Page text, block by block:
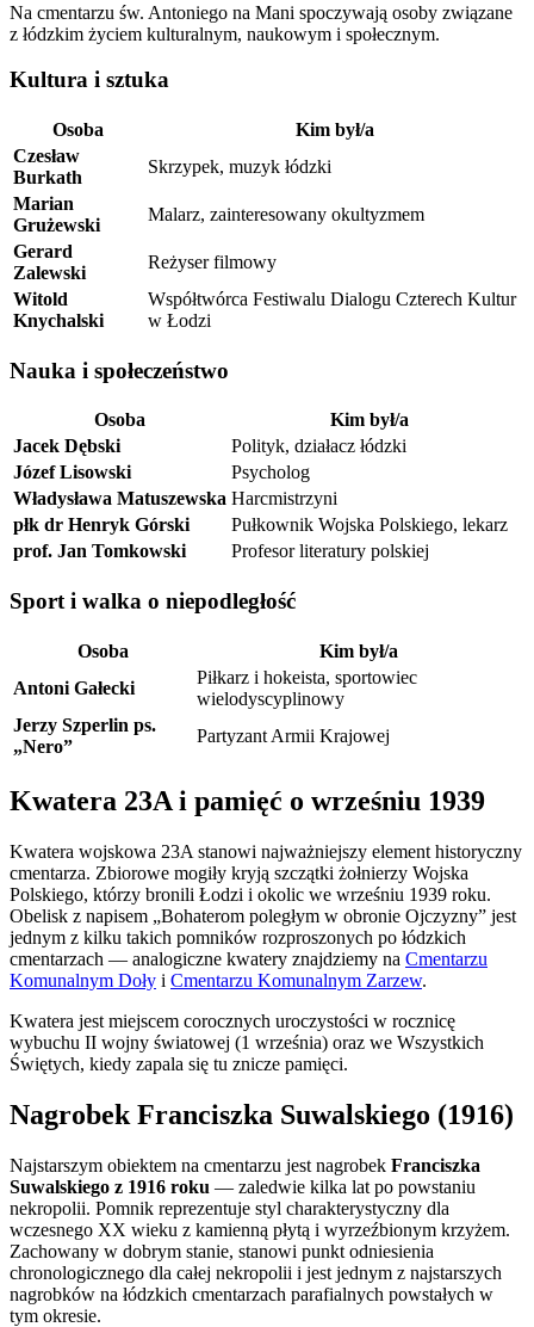
Na cmentarzu św. Antoniego na Mani spoczywają osoby związane
z łódzkim życiem kulturalnym, naukowym i społecznym.
Kultura i sztuka
Osoba
Kim był/a
Czesław
Burkath
Skrzypek, muzyk łódzki
Marian
Grużewski
Malarz, zainteresowany okultyzmem
Gerard
Zalewski
Reżyser filmowy
Witold
Knychalski
Współtwórca Festiwalu Dialogu Czterech Kultur
w Łodzi
Nauka i społeczeństwo
Osoba
Kim był/a
Jacek Dębski
Polityk, działacz łódzki
Józef Lisowski
Psycholog
Władysława Matuszewska Harcmistrzyni
płk dr Henryk Górski
Pułkownik Wojska Polskiego, lekarz
prof. Jan Tomkowski
Profesor literatury polskiej
Sport i walka o niepodległość
Osoba
Kim był/a
Antoni Gałecki
Piłkarz i hokeista, sportowiec
wielodyscyplinowy
Jerzy Szperlin ps.
„Nero”
Partyzant Armii Krajowej
Kwatera 23A i pamięć o wrześniu 1939
Kwatera wojskowa 23A stanowi najważniejszy element historyczny
cmentarza. Zbiorowe mogiły kryją szczątki żołnierzy Wojska
Polskiego, którzy bronili Łodzi i okolic we wrześniu 1939 roku.
Obelisk z napisem „Bohaterom poległym w obronie Ojczyzny” jest
jednym z kilku takich pomników rozproszonych po łódzkich
cmentarzach — analogiczne kwatery znajdziemy na Cmentarzu
Komunalnym Doły i Cmentarzu Komunalnym Zarzew.
Kwatera jest miejscem corocznych uroczystości w rocznicę
wybuchu II wojny światowej (1 września) oraz we Wszystkich
Świętych, kiedy zapala się tu znicze pamięci.
Nagrobek Franciszka Suwalskiego (1916)
Najstarszym obiektem na cmentarzu jest nagrobek Franciszka
Suwalskiego z 1916 roku — zaledwie kilka lat po powstaniu
nekropolii. Pomnik reprezentuje styl charakterystyczny dla
wczesnego XX wieku z kamienną płytą i wyrzeźbionym krzyżem.
Zachowany w dobrym stanie, stanowi punkt odniesienia
chronologicznego dla całej nekropolii i jest jednym z najstarszych
nagrobków na łódzkich cmentarzach parafialnych powstałych w
tym okresie.